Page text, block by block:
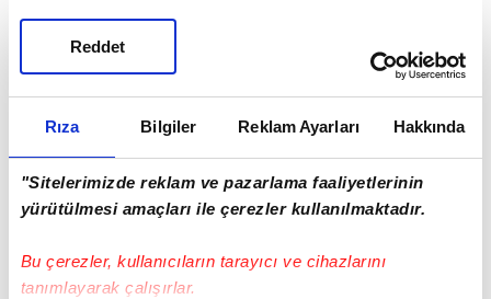
Rıza Bilgiler Reklam Ayarları Hakkında
"Sitelerimizde reklam ve pazarlama faaliyetlerinin
yürütülmesi amaçları ile çerezler kullanılmaktadır.
Bu çerezler, kullanıcıların tarayıcı ve cihazlarını
tanımlayarak çalışırlar.
Reddet